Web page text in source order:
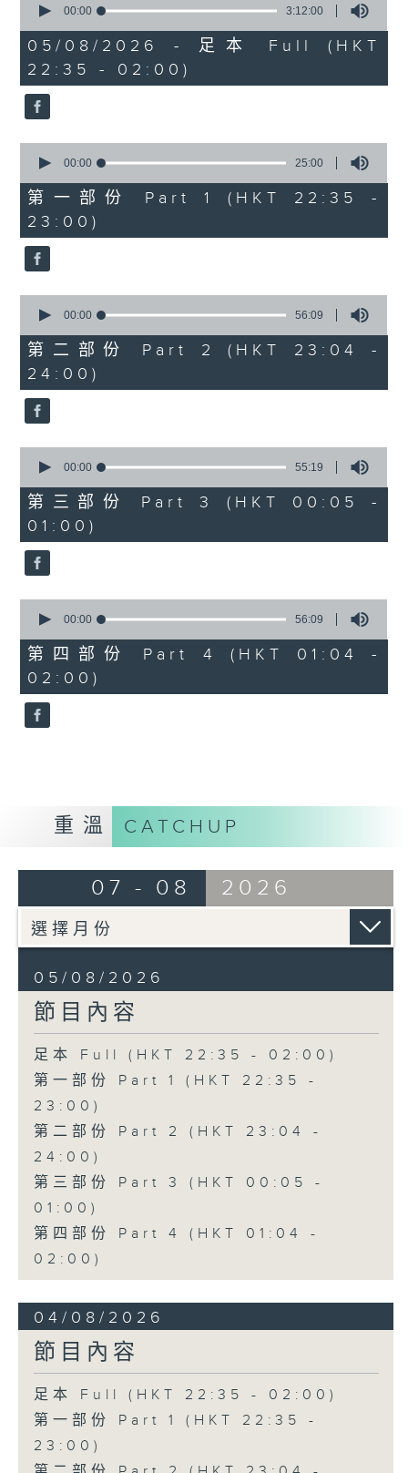
1.「一曲難忘」
由 徐柳仙 主唱
由 麥炳榮、上海妹 主唱
3.「相望不相親」
4.「織女悲歌」
由 盧秋萍 主唱
5.「唐宮驚艷」
由 何華棧、尹飛燕 主唱
6.「桂枝寫狀」
由 馬師曾、紅線女 主唱
節目時間：0100-0200
「珍珠塔(二)」
由 陳蘭、雪娟、廣玉 主唱
seconds
3
hours,
12
minutes,
0
seconds
00:00 3:12:00
05/08/2026 - 足本 Full (HKT
22:35 - 02:00)
seconds
25
minutes,
0
seconds
00:00 25:00
第一部份 Part 1 (HKT 22:35 -
23:00)
seconds
56
minutes,
9
seconds
00:00 56:09
第二部份 Part 2 (HKT 23:04 -
24:00)
seconds
55
minutes,
19
seconds
00:00 55:19
第三部份 Part 3 (HKT 00:05 -
01:00)
seconds
56
minutes,
9
seconds
00:00 56:09
第四部份 Part 4 (HKT 01:04 -
02:00)
重溫 CATCHUP
07 - 08 2026
05/08/2026
節目內容
足本 Full (HKT 22:35 - 02:00)
第一部份 Part 1 (HKT 22:35 -
23:00)
第二部份 Part 2 (HKT 23:04 -
24:00)
第三部份 Part 3 (HKT 00:05 -
01:00)
第四部份 Part 4 (HKT 01:04 -
02:00)
04/08/2026
節目內容
足本 Full (HKT 22:35 - 02:00)
第一部份 Part 1 (HKT 22:35 -
23:00)